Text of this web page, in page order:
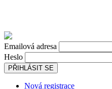
Emailová adresa
Heslo
PŘIHLÁSIT SE
Nová registrace